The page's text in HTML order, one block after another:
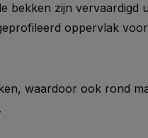
bekken zijn vervaardigd
oppervlak
waardoor ook rond